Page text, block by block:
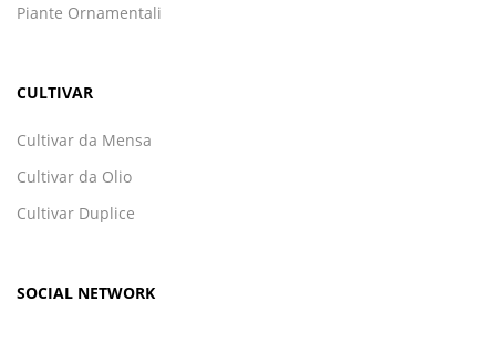
Piante Ornamentali
CULTIVAR
Cultivar da Mensa
Cultivar da Olio
Cultivar Duplice
SOCIAL NETWORK